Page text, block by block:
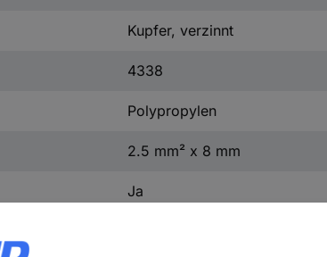
Kupfer, verzinnt
4338
Polypropylen
2.5 mm² x 8 mm
Ja